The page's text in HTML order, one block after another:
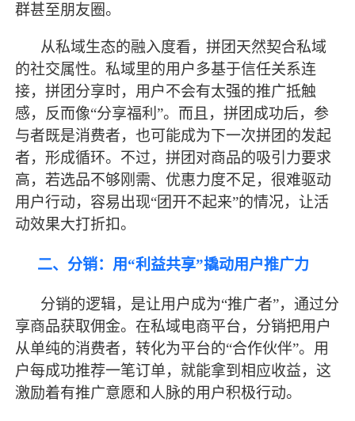
群甚至朋友圈。
从私域生态的融入度看，拼团天然契合私域
的社交属性。私域里的用户多基于信任关系连
接，拼团分享时，用户不会有太强的推广抵触
感，反而像“分享福利”。而且，拼团成功后，参
与者既是消费者，也可能成为下一次拼团的发起
者，形成循环。不过，拼团对商品的吸引力要求
高，若选品不够刚需、优惠力度不足，很难驱动
用户行动，容易出现“团开不起来”的情况，让活
动效果大打折扣。
二、分销：用“利益共享”撬动用户推广力
分销的逻辑，是让用户成为“推广者”，通过分
享商品获取佣金。在私域电商平台，分销把用户
从单纯的消费者，转化为平台的“合作伙伴”。用
户每成功推荐一笔订单，就能拿到相应收益，这
激励着有推广意愿和人脉的用户积极行动。